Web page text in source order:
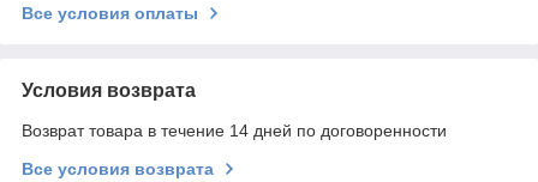
Все условия оплаты
Условия возврата
Возврат товара в течение 14 дней по договоренности
Все условия возврата